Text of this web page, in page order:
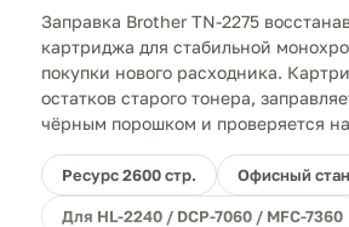
Заправка Brother TN-2275
картриджа для стабильной
покупки нового расходника.
остатков старого тонера,
чёрным порошком и проверяется
Ресурс 2600 стр. Офисный
Для HL-2240 / DCP-7060 / MFC-7360